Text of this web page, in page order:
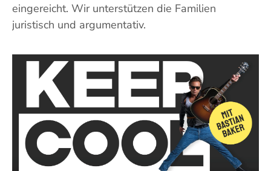
eingereicht. Wir unterstützen die Familien
juristisch und argumentativ.